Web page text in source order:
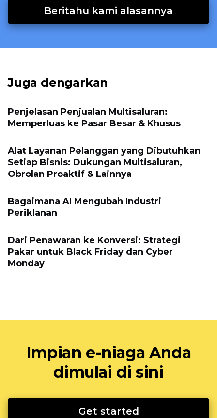
Beritahu kami alasannya
Juga dengarkan
Penjelasan Penjualan Multisaluran:
Memperluas ke Pasar Besar & Khusus
Alat Layanan Pelanggan yang Dibutuhkan
Setiap Bisnis: Dukungan Multisaluran,
Obrolan Proaktif & Lainnya
Bagaimana AI Mengubah Industri
Periklanan
Dari Penawaran ke Konversi: Strategi
Pakar untuk Black Friday dan Cyber ​​
Monday
Impian e-niaga Anda
dimulai di sini
Get started